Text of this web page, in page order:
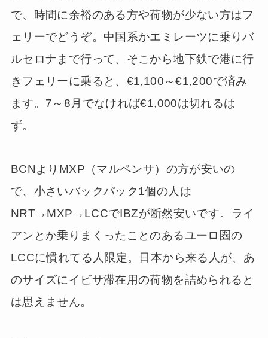
で、時間に余裕のある方や荷物が少ない方はフ
ェリーでどうぞ。中国系かエミレーツに乗りバ
ルセロナまで行って、そこから地下鉄で港に行
きフェリーに乗ると、€1,100～€1,200で済み
ます。7～8月でなければ€1,000は切れるは
ず。
BCNよりMXP（マルペンサ）の方が安いの
で、小さいバックパック1個の人は
NRT→MXP→LCCでIBZが断然安いです。ライ
アンとか乗りまくったことのあるユーロ圏の
LCCに慣れてる人限定。日本から来る人が、あ
のサイズにイビサ滞在用の荷物を詰められると
は思えません。